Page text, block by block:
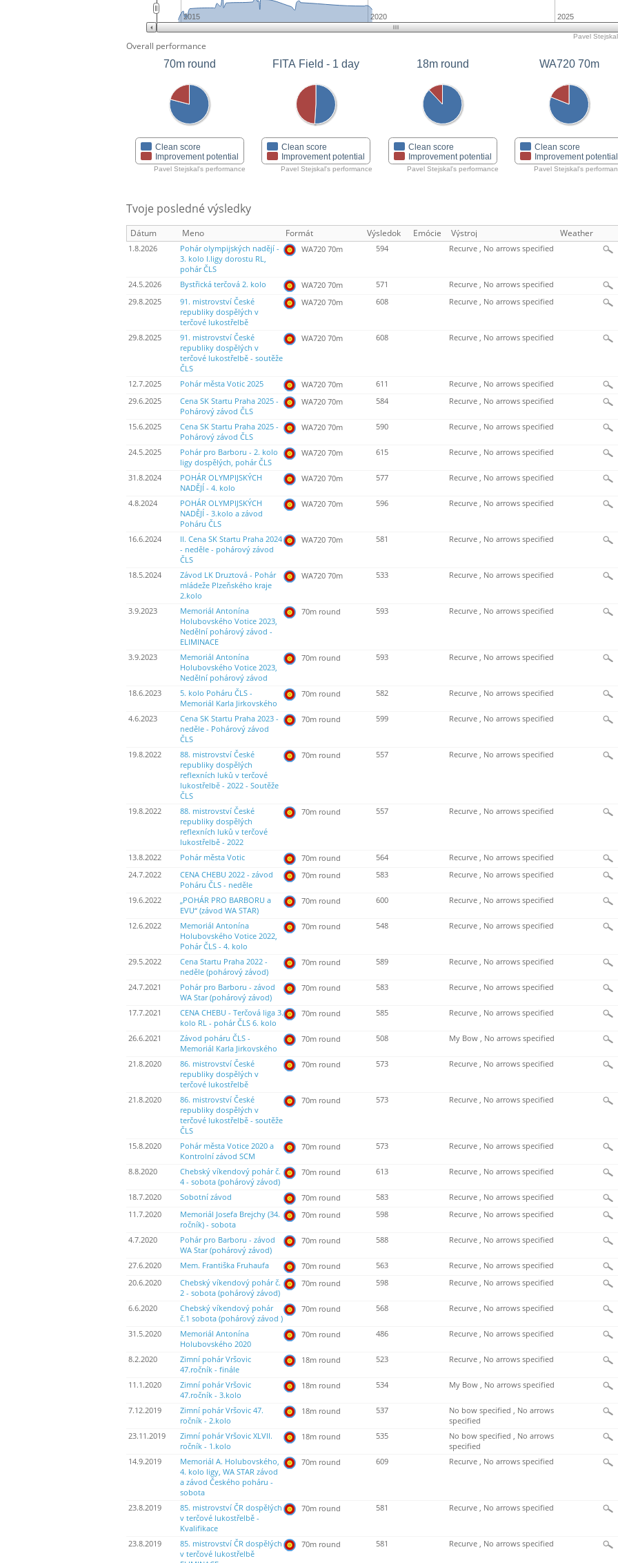
2015 2020 2025
Pavel
Overall performance
70m round
Clean score
Improvement potential
Pavel Stejskal's performance
FITA Field - 1 day
Clean score
Improvement potential
Pavel Stejskal's performance
18m round
Clean score
Improvement potential
Pavel Stejskal's performance
WA720 70m
Clean score
Improvement potential
Pavel Stejskal's
Tvoje posledné výsledky
Dátum Meno Formát Výsledok Emócie Výstroj Weather
1.8.2026
Pohár olympijských nadějí -
3. kolo I.ligy dorostu RL,
pohár ČLS
WA720 70m 594 Recurve , No arrows specified
24.5.2026 Bystřická terčová 2. kolo WA720 70m 571
Recurve , No arrows specified
29.8.2025
91. mistrovství České
republiky dospělých v
terčové lukostřelbě
WA720 70m 608 Recurve , No arrows specified
29.8.2025
91. mistrovství České
republiky dospělých v
terčové lukostřelbě - soutěže
ČLS
WA720 70m 608 Recurve , No arrows specified
12.7.2025 Pohár města Votic 2025 WA720 70m 611
Recurve , No arrows specified
29.6.2025
Cena SK Startu Praha 2025 -
Pohárový závod ČLS
WA720 70m 584 Recurve , No arrows specified
15.6.2025
Cena SK Startu Praha 2025 -
Pohárový závod ČLS
WA720 70m 590 Recurve , No arrows specified
24.5.2025
Pohár pro Barboru - 2. kolo
ligy dospělých, pohár ČLS
WA720 70m 615 Recurve , No arrows specified
31.8.2024
POHÁR OLYMPIJSKÝCH
NADĚJÍ - 4. kolo
WA720 70m 577 Recurve , No arrows specified
4.8.2024
POHÁR OLYMPIJSKÝCH
NADĚJÍ - 3.kolo a závod
Poháru ČLS
WA720 70m 596 Recurve , No arrows specified
16.6.2024
II. Cena SK Startu Praha 2024
- neděle - pohárový závod
ČLS
WA720 70m 581 Recurve , No arrows specified
18.5.2024
Závod LK Druztová - Pohár
mládeže Plzeňského kraje
2.kolo
WA720 70m 533 Recurve , No arrows specified
3.9.2023
Memoriál Antonína
Holubovského Votice 2023,
Nedělní pohárový závod -
ELIMINACE
70m round 593 Recurve , No arrows specified
3.9.2023
Memoriál Antonína
Holubovského Votice 2023,
Nedělní pohárový závod
70m round 593 Recurve , No arrows specified
18.6.2023
5. kolo Poháru ČLS -
Memoriál Karla Jirkovského
70m round 582 Recurve , No arrows specified
4.6.2023
Cena SK Startu Praha 2023 -
neděle - Pohárový závod
ČLS
70m round 599 Recurve , No arrows specified
19.8.2022
88. mistrovství České
republiky dospělých
reflexních luků v terčové
lukostřelbě - 2022 - Soutěže
ČLS
70m round 557 Recurve , No arrows specified
19.8.2022
88. mistrovství České
republiky dospělých
reflexních luků v terčové
lukostřelbě - 2022
70m round 557 Recurve , No arrows specified
13.8.2022 Pohár města Votic 70m round 564
Recurve , No arrows specified
24.7.2022
CENA CHEBU 2022 - závod
Poháru ČLS - neděle
70m round 583 Recurve , No arrows specified
19.6.2022
„POHÁR PRO BARBORU a
EVU“ (závod WA STAR)
70m round 600 Recurve , No arrows specified
12.6.2022
Memoriál Antonína
Holubovského Votice 2022,
Pohár ČLS - 4. kolo
70m round 548 Recurve , No arrows specified
29.5.2022
Cena Startu Praha 2022 -
neděle (pohárový závod)
70m round 589 Recurve , No arrows specified
24.7.2021
Pohár pro Barboru - závod
WA Star (pohárový závod)
70m round 583 Recurve , No arrows specified
17.7.2021
CENA CHEBU - Terčová liga 3.
kolo RL - pohár ČLS 6. kolo
70m round 585 Recurve , No arrows specified
26.6.2021
Závod poháru ČLS -
Memoriál Karla Jirkovského
70m round 508 My Bow , No arrows specified
21.8.2020
86. mistrovství České
republiky dospělých v
terčové lukostřelbě
70m round 573 Recurve , No arrows specified
21.8.2020
86. mistrovství České
republiky dospělých v
terčové lukostřelbě - soutěže
ČLS
70m round 573 Recurve , No arrows specified
15.8.2020
Pohár města Votice 2020 a
Kontrolní závod SCM
70m round 573 Recurve , No arrows specified
8.8.2020
Chebský víkendový pohár č.
4 - sobota (pohárový závod)
70m round 613 Recurve , No arrows specified
18.7.2020 Sobotní závod 70m round 583
Recurve , No arrows specified
11.7.2020
Memoriál Josefa Brejchy (34.
ročník) - sobota
70m round 598 Recurve , No arrows specified
4.7.2020
Pohár pro Barboru - závod
WA Star (pohárový závod)
70m round 588 Recurve , No arrows specified
27.6.2020 Mem. Františka Fruhaufa 70m round 563
Recurve , No arrows specified
20.6.2020
Chebský víkendový pohár č.
2 - sobota (pohárový závod)
70m round 598 Recurve , No arrows specified
6.6.2020
Chebský víkendový pohár
č.1 sobota (pohárový závod )
70m round 568 Recurve , No arrows specified
31.5.2020
Memoriál Antonína
Holubovského 2020
70m round 486 Recurve , No arrows specified
8.2.2020
Zimní pohár Vršovic
47.ročník - finále
18m round 523 Recurve , No arrows specified
11.1.2020
Zimní pohár Vršovic
47.ročník - 3.kolo
18m round 534 My Bow , No arrows specified
7.12.2019
Zimní pohár Vršovic 47.
ročník - 2.kolo
18m round 537
No bow specified , No arrows
specified
23.11.2019
Zimní pohár Vršovic XLVII.
ročník - 1.kolo
18m round 535
No bow specified , No arrows
specified
14.9.2019
Memoriál A. Holubovského,
4. kolo ligy, WA STAR závod
a závod Českého poháru -
sobota
70m round 609 Recurve , No arrows specified
23.8.2019
85. mistrovství ČR dospělých
v terčové lukostřelbě -
Kvalifikace
70m round 581 Recurve , No arrows specified
23.8.2019
85. mistrovství ČR dospělých
v terčové lukostřelbě
70m round 581 Recurve , No arrows specified